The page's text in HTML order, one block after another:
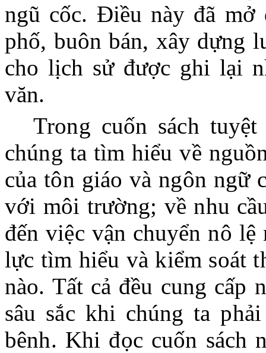
ngũ cốc. Điều này đã mở
phố, buôn bán, xây dựng
cho lịch sử được ghi lại
văn.
Trong cuốn sách
chúng ta tìm hiểu về
của tôn giáo và ngôn ngữ
với môi trường; về nhu
đến việc vận chuyển nô
lực tìm hiểu và kiểm soát
nào. Tất cả đều cung cấp
sâu sắc khi chúng ta
bênh. Khi đọc cuốn sách